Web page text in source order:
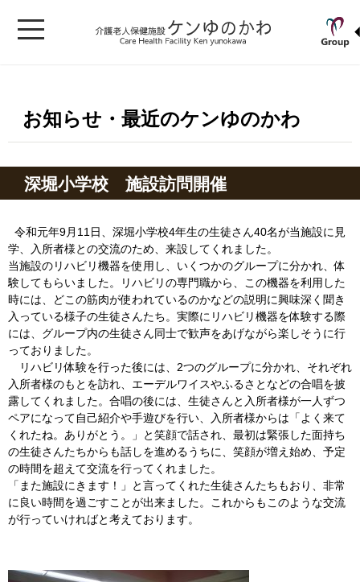
お知らせ・最近のケンゆのかわ
深堀小学校 施設訪問開催
令和元年9月11日、深堀小学校4年生の生徒さん40名が当施設に見
学、入所者様との交流のため、来設してくれました。
当施設のリハビリ機器を使用し、いくつかのグループに分かれ、体
験してもらいました。リハビリの専門職から、この機器を利用した
時には、どこの筋肉が使われているのかなどの説明に興味深く聞き
入っている様子の生徒さんたち。実際にリハビリ機器を体験する際
には、グループ内の生徒さん同士で歓声をあげながら楽しそうに行
っておりました。
リハビリ体験を行った後には、2つのグループに分かれ、それぞれ
入所者様のもとを訪れ、エーデルワイスやふるさとなどの合唱を披
露してくれました。合唱の後には、生徒さんと入所者様が一人ずつ
ペアになって自己紹介や手遊びを行い、入所者様からは「よく来て
くれたね。ありがとう。」と笑顔で話され、最初は緊張した面持ち
の生徒さんたちからも話しを進めるうちに、笑顔が増え始め、予定
の時間を超えて交流を行ってくれました。
「また施設にきます！」と言ってくれた生徒さんたちもおり、非常
に良い時間を過ごすことが出来ました。これからもこのような交流
が行っていければと考えております。